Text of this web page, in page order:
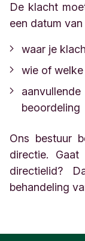
De klacht
een datum
waar je
wie of
beoordeling
Ons bestuur
directie.
directielid?
behandeling